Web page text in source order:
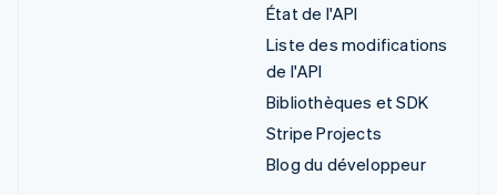
État de l'API
Liste des modifications
de l'API
Bibliothèques et SDK
Stripe Projects
Blog du développeur